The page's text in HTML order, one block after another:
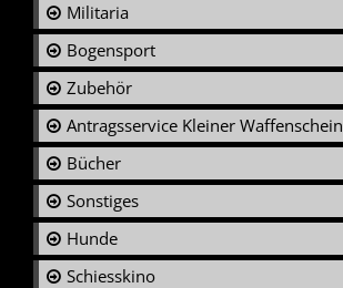
Militaria
Bogensport
Zubehör
Antragsservice Kleiner Waffenschein
Bücher
Sonstiges
Hunde
Schiesskino